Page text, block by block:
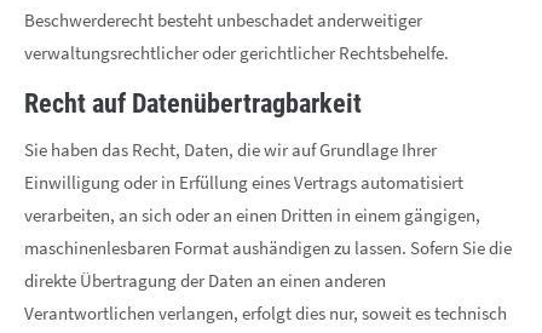
Beschwerderecht besteht unbeschadet anderweitiger
verwaltungsrechtlicher oder gerichtlicher Rechtsbehelfe.
Recht auf Daten­übertrag­barkeit
Sie haben das Recht, Daten, die wir auf Grundlage Ihrer
Einwilligung oder in Erfüllung eines Vertrags automatisiert
verarbeiten, an sich oder an einen Dritten in einem gängigen,
maschinenlesbaren Format aushändigen zu lassen. Sofern Sie die
direkte Übertragung der Daten an einen anderen
Verantwortlichen verlangen, erfolgt dies nur, soweit es technisch